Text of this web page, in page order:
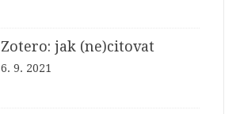
Zotero: jak (ne)citovat
6. 9. 2021